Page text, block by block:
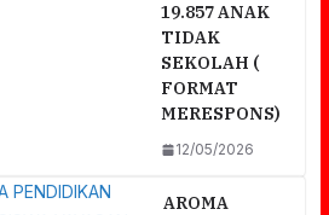
19.857 ANAK
TIDAK
SEKOLAH (
FORMAT
MERESPONS)
12/05/2026
AROMA